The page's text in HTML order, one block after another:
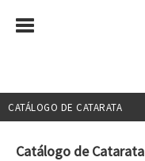
CATÁLOGO DE CATARATA
NUESTRAS COLECCIONES
Catálogo de Catarata